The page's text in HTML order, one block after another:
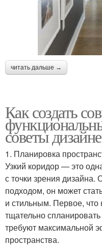
читать дальше →
Как создать
советы
1. Планировка
Узкий коридор — это
с точки зрения
подходом, он может
и стильным. Первое,
тщательно
требуют максимальной
пространства.